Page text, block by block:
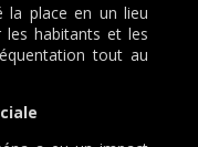
la place en un lieu
les habitants et les
tout au